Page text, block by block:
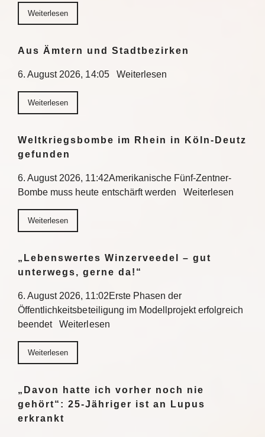
Weiterlesen
Aus Ämtern und Stadtbezirken
6. August 2026, 14:05 Weiterlesen
Weiterlesen
Weltkriegsbombe im Rhein in Köln-Deutz
gefunden
6. August 2026, 11:42Amerikanische Fünf-Zentner-
Bombe muss heute entschärft werden Weiterlesen
Weiterlesen
„Lebenswertes Winzerveedel – gut
unterwegs, gerne da!“
6. August 2026, 11:02Erste Phasen der
Öffentlichkeitsbeteiligung im Modellprojekt erfolgreich
beendet Weiterlesen
Weiterlesen
„Davon hatte ich vorher noch nie
gehört“: 25-Jähriger ist an Lupus
erkrankt